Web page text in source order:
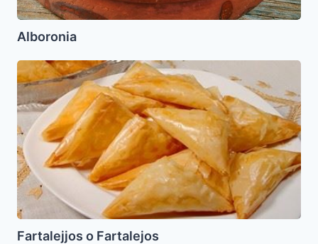
Alboronia
Fartalejjos
o
Fartalejos
Fartalejjos o Fartalejos